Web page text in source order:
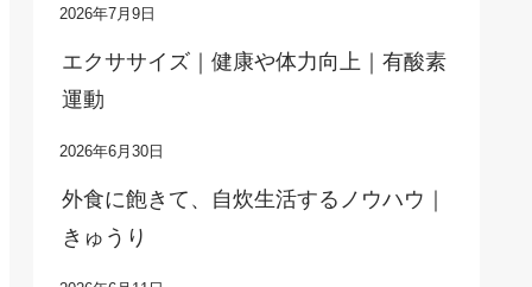
2026年7月9日
エクササイズ｜健康や体力向上｜有酸素
運動
2026年6月30日
外食に飽きて、自炊生活するノウハウ｜
きゅうり